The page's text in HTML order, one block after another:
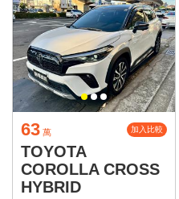
63 萬 加入比較
TOYOTA
COROLLA CROSS
HYBRID